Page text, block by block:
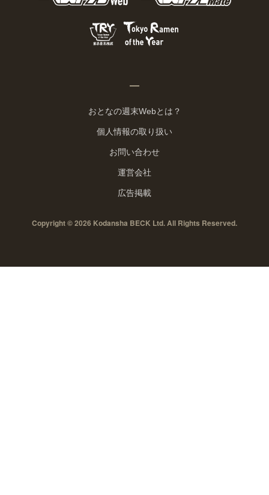
おとなの週末Webとは？
個人情報の取り扱い
お問い合わせ
運営会社
広告掲載
Copyright © 2026 Kodansha BECK Ltd. All Rights Reserved.